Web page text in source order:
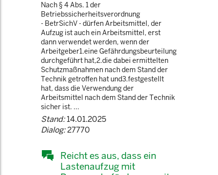
Nach § 4 Abs. 1 der
Betriebssicherheitsverordnung
- BetrSichV - dürfen Arbeitsmittel, der
Aufzug ist auch ein Arbeitsmittel, erst
dann verwendet werden, wenn der
Arbeitgeber1.eine Gefährdungsbeurteilung
durchgeführt hat,2.die dabei ermittelten
Schutzmaßnahmen nach dem Stand der
Technik getroffen hat und3.festgestellt
hat, dass die Verwendung der
Arbeitsmittel nach dem Stand der Technik
sicher ist. ...
Stand:14.01.2025
Dialog:27770
Reicht es aus, dass ein
Lastenaufzug mit